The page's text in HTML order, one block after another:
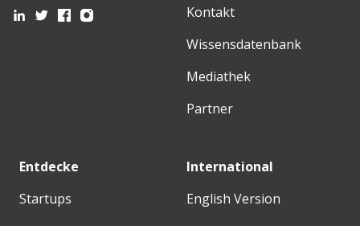
Kontakt
Wissensdatenbank
Mediathek
Partner
Entdecke
Startups
International
English Version